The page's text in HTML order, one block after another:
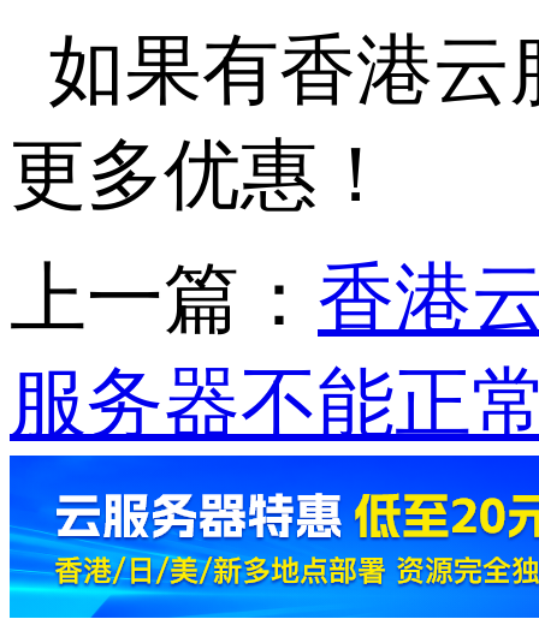
如果有香港云
更多优惠！
上一篇： 香港
服务器不能正